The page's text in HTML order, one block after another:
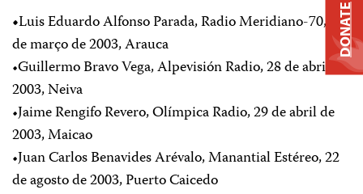
•Luis Eduardo Alfonso Parada, Radio Meridiano-70, 18
de março de 2003, Arauca
•Guillermo Bravo Vega, Alpevisión Radio, 28 de abril de
2003, Neiva
•Jaime Rengifo Revero, Olímpica Radio, 29 de abril de
2003, Maicao
•Juan Carlos Benavides Arévalo, Manantial Estéreo, 22
de agosto de 2003, Puerto Caicedo
DONATE